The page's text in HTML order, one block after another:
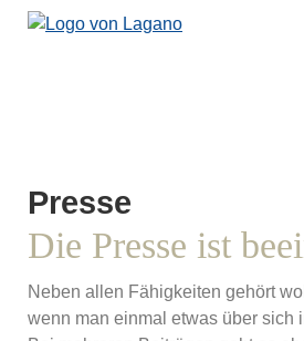
Presse
Die Presse ist
Neben allen Fähigkeiten gehört
wenn man einmal etwas über sich